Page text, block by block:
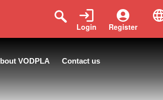
Register
Login
VODPLA Contact us